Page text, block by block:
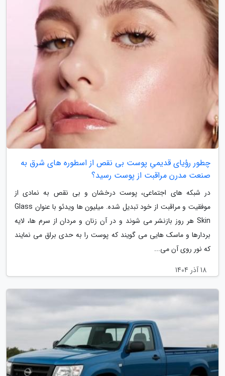
چطور رؤیای قدیمیِ پوست بی نقص از اسطوره های شرق به
صنعت مدرن مراقبت از پوست رسید؟
در شبکه های اجتماعی، پوست درخشان و بی نقص به نمادی از
موفقیت و مراقبت از خود تبدیل شده. میلیون ها ویدئو با عنوان Glass
Skin هر روز بازنشر می شوند و در آن زنان و مردان از سرم ها، لایه
بردارها و ماسک هایی می گویند که پوست را به حدی براق می نمایند
که نور روی آن می...
18 آذر 1404